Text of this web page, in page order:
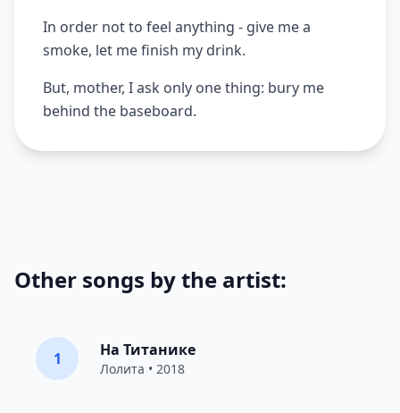
In order not to feel anything - give me a
smoke, let me finish my drink.
But, mother, I ask only one thing: bury me
behind the baseboard.
Other songs by the artist:
1 На Титанике
Лолита • 2018